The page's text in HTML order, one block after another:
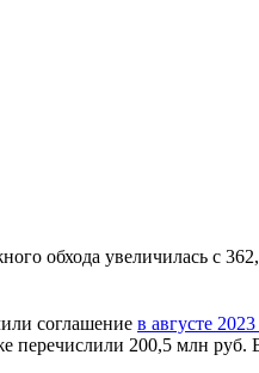
обхода увеличилась с
соглашение в августе 2023
перечислили 200,5 млн